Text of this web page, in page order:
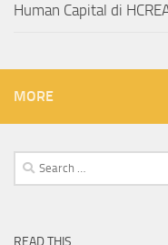
Human Capital di
MORE
Search
for: